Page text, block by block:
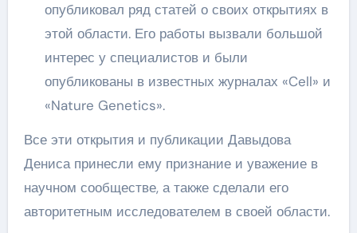
опубликовал ряд статей о своих открытиях в
этой области. Его работы вызвали большой
интерес у специалистов и были
опубликованы в известных журналах «Cell» и
«Nature Genetics».
Все эти открытия и публикации Давыдова
Дениса принесли ему признание и уважение в
научном сообществе, а также сделали его
авторитетным исследователем в своей области.